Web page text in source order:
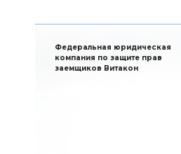
Федеральная юридическая
компания по защите прав
заемщиков Витакон